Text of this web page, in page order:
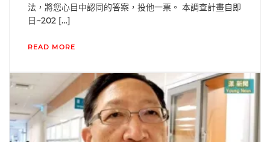
法，將您心目中認同的答案，投他一票。 本調查計畫自即
日~202 […]
READ MORE